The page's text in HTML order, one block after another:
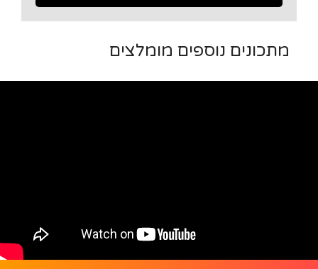
מתכונים נוספים מומלצים